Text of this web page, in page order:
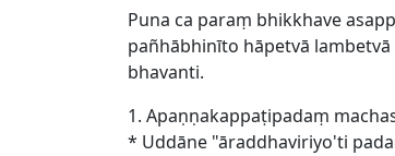
Puna ca paraṃ bhikkhave
pañhābhinīto hāpetvā
bhavanti.
1. Apaṇṇakappaṭipadaṃ
* Uddāne "āraddhaviriyo'ti